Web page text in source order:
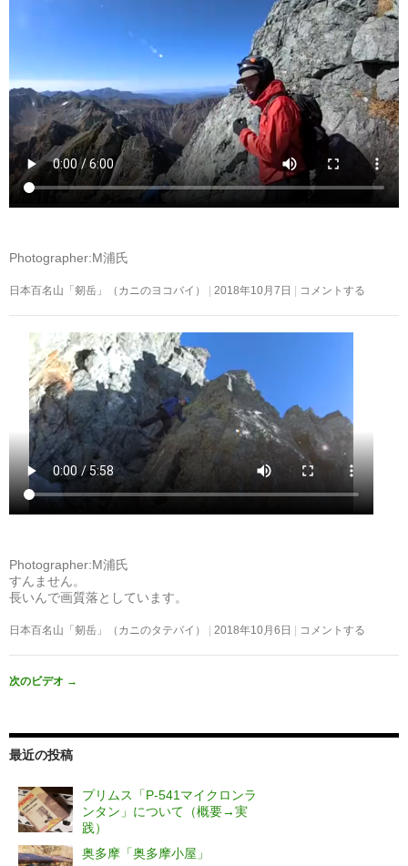
Photographer:M浦氏
日本百名山「剱岳」（カニのヨコバイ） 2018年10月7日 コメントする
Photographer:M浦氏
すんません。
長いんで画質落としています。
日本百名山「剱岳」（カニのタテバイ） 2018年10月6日 コメントする
次のビデオ →
最近の投稿
プリムス「P-541マイクロンラ
ンタン」について（概要→実
践）
奥多摩「奥多摩小屋」